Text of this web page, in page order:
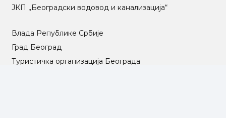
ЈКП „Београдски водовод и канализација“
Влада Републике Србије
Град Београд
Туристичка организација Београда